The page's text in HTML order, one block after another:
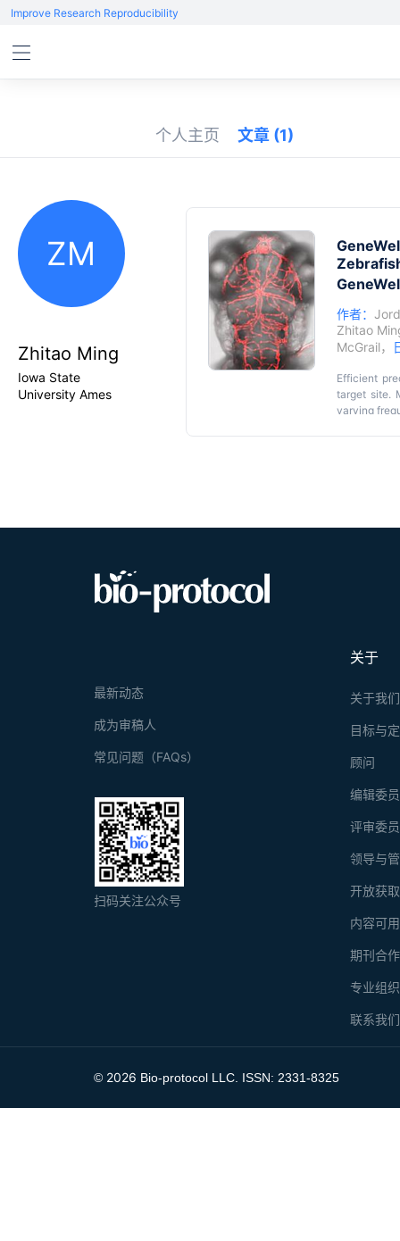
Improve Research Reproducibility
个人主页 文章 (1)
ZM
Zhitao Ming
Iowa State
University Ames
作者：
Zhitao
McGrail，
Efficient
target site.
varying
关于
关于我们
目标与
顾问
编辑委
评审委
领导与
开放获
内容可
期刊合
专业组
联系我们
最新动态
成为审稿人
常见问题（FAQs）
扫码关注公众号
© 2026 Bio-protocol LLC. ISSN: 2331-8325